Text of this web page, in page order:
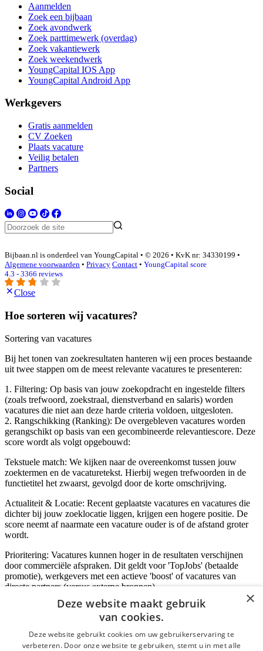
Aanmelden
Zoek een bijbaan
Zoek avondwerk
Zoek parttimewerk (overdag)
Zoek vakantiewerk
Zoek weekendwerk
YoungCapital IOS App
YoungCapital Android App
Werkgevers
Gratis aanmelden
CV Zoeken
Plaats vacature
Veilig betalen
Partners
Social
Bijbaan.nl is onderdeel van YoungCapital • © 2026 • KvK nr: 34330199 •
Algemene voorwaarden • Privacy Contact • YoungCapital score
4.3 - 3366 reviews
Close
Hoe sorteren wij vacatures?
Sortering van vacatures
Bij het tonen van zoekresultaten hanteren wij een proces bestaande
uit twee stappen om de meest relevante vacatures te presenteren:
1. Filtering: Op basis van jouw zoekopdracht en ingestelde filters
(zoals trefwoord, zoekstraal, dienstverband en salaris) worden
vacatures die niet aan deze harde criteria voldoen, uitgesloten.
2. Rangschikking (Ranking): De overgebleven vacatures worden
gerangschikt op basis van een gecombineerde relevantiescore. Deze
score wordt als volgt opgebouwd:
Tekstuele match: We kijken naar de overeenkomst tussen jouw
zoektermen en de vacaturetekst. Hierbij wegen trefwoorden in de
functietitel het zwaarst, gevolgd door de korte omschrijving.
Actualiteit & Locatie: Recent geplaatste vacatures en vacatures die
dichter bij jouw zoeklocatie liggen, krijgen een hogere positie. De
score neemt af naarmate een vacature ouder is of de afstand groter
wordt.
Prioritering: Vacatures kunnen hoger in de resultaten verschijnen
door commerciële afspraken. Dit geldt voor 'TopJobs' (betaalde
promotie), werkgevers met een actieve 'boost' of vacatures van
directe partners (versus externe bronnen).
Inloggen als bedrijf
×
Deze website maakt gebruik
van cookies.
Deze website gebruikt cookies om uw gebruikerservaring te
verbeteren. Door onze website te gebruiken, stemt u in met alle